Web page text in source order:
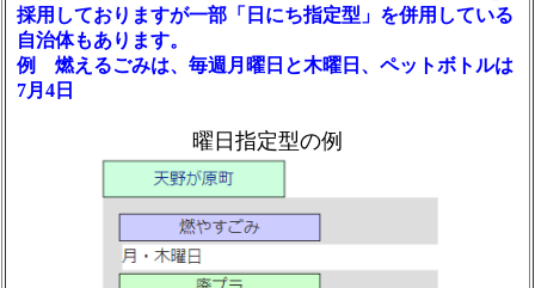
採用しておりますが一部「日にち指定型」を併用している
自治体もあります。
例 燃えるごみは、毎週月曜日と木曜日、ペットボトルは
7月4日
曜日指定型の例